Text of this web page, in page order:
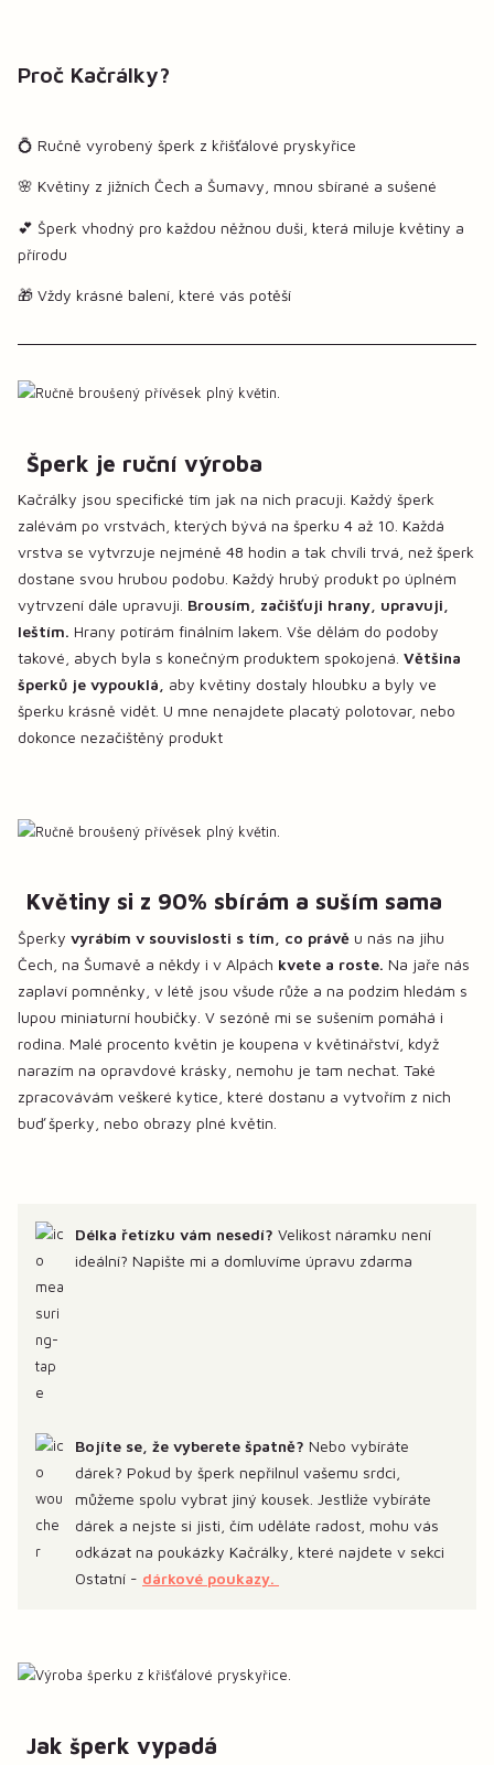
Proč Kačrálky?
💍 Ručně vyrobený šperk z křišťálové pryskyřice
🌸 Květiny z jižních Čech a Šumavy, mnou sbírané a sušené
💕 Šperk vhodný pro každou něžnou duši, která miluje květiny a
přírodu
🎁 Vždy krásné balení, které vás potěší
Šperk je ruční výroba
Kačrálky jsou specifické tím jak na nich pracuji. Každý šperk
zalévám po vrstvách, kterých bývá na šperku 4 až 10. Každá
vrstva se vytvrzuje nejméně 48 hodin a tak chvíli trvá, než šperk
dostane svou hrubou podobu. Každý hrubý produkt po úplném
vytrvzení dále upravuji. Brousím, začišťuji hrany, upravuji,
leštím. Hrany potírám finálním lakem. Vše dělám do podoby
takové, abych byla s konečným produktem spokojená. Většina
šperků je vypouklá,
aby květiny dostaly hloubku a byly ve
šperku krásně vidět. U mne nenajdete placatý polotovar, nebo
dokonce nezačištěný produkt
Květiny si z 90% sbírám a suším sama
Šperky vyrábím v souvislosti s tím, co právě u nás na jihu
Čech, na Šumavě a někdy i v Alpách kvete a roste. Na jaře nás
zaplaví pomněnky, v létě jsou všude růže a na podzim hledám s
lupou miniaturní houbičky. V sezóně mi se sušením pomáhá i
rodina. Malé procento květin je koupena v květinářství, když
narazím na opravdové krásky, nemohu je tam nechat. Také
zpracovávám veškeré kytice, které dostanu a vytvořím z nich
buď šperky, nebo obrazy plné květin.
Délka řetízku vám nesedí? Velikost náramku není
ideální? Napište mi a domluvíme úpravu zdarma
Bojíte se, že vyberete špatně? Nebo vybíráte
dárek? Pokud by šperk nepřilnul vašemu srdci,
můžeme spolu vybrat jiný kousek. Jestliže vybíráte
dárek a nejste si jisti, čím uděláte radost, mohu vás
odkázat na poukázky Kačrálky, které najdete v sekci
Ostatní - dárkové poukazy.
Jak šperk vypadá